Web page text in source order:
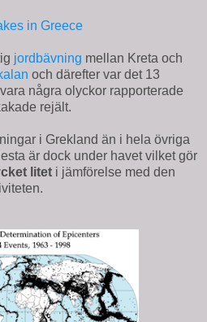
in Greece
jordbävning mellan Kreta och
och därefter var det 13
några olyckor rapporterade
rejält.
i Grekland än i hela övriga
är dock under havet vilket gör
litet i jämförelse med den